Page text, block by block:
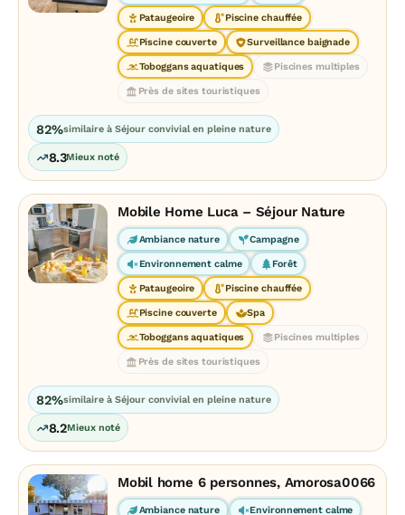
Pataugeoire Piscine chauffée
Piscine couverte Surveillance baignade
Toboggans aquatiques Piscines multiples
Près de sites touristiques
82%similaire à Séjour convivial en pleine nature
8.3Mieux noté
Mobile Home Luca – Séjour Nature
Ambiance nature Campagne
Environnement calme Forêt
Pataugeoire Piscine chauffée
Piscine couverte Spa
Toboggans aquatiques Piscines multiples
Près de sites touristiques
82%similaire à Séjour convivial en pleine nature
8.2Mieux noté
Mobil home 6 personnes, Amorosa0066
Ambiance nature Environnement calme